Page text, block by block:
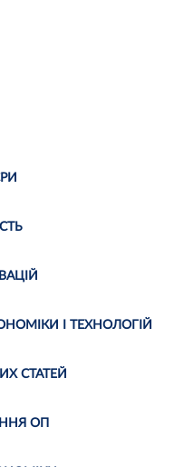
І ТЕХНОЛОГІЙ
СТАТЕЙ
ОП